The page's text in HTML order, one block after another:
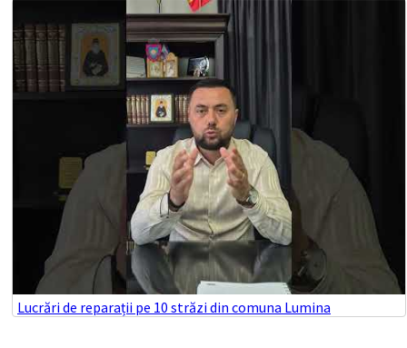
Lucrări de reparații pe 10 străzi din comuna Lumina